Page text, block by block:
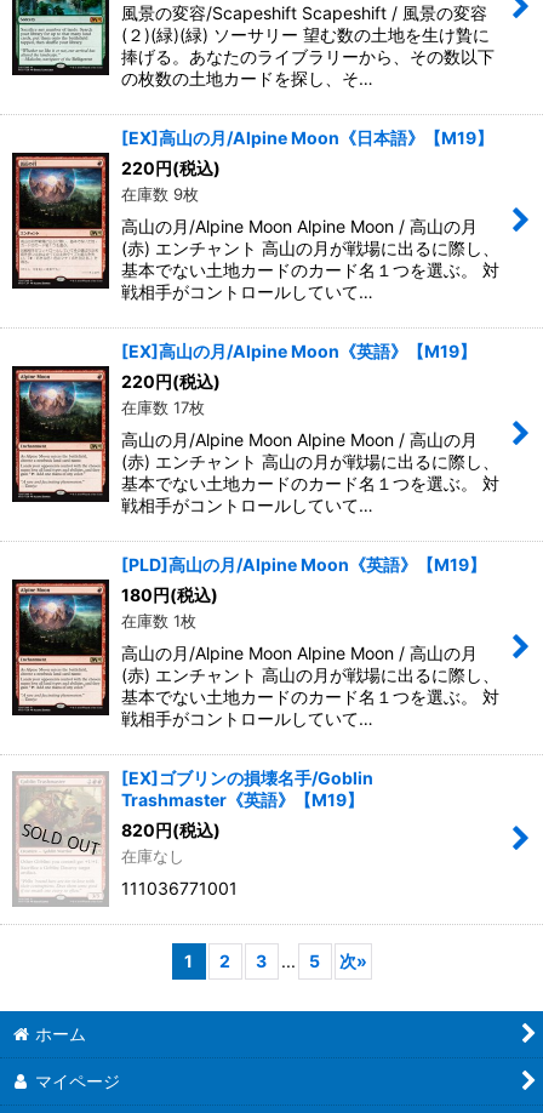
風景の変容/Scapeshift Scapeshift / 風景の変容
(２)(緑)(緑) ソーサリー 望む数の土地を生け贄に
捧げる。あなたのライブラリーから、その数以下
の枚数の土地カードを探し、そ…
[EX]高山の月/Alpine Moon《日本語》【M19】
220円(税込)
在庫数 9枚
高山の月/Alpine Moon Alpine Moon / 高山の月
(赤) エンチャント 高山の月が戦場に出るに際し、
基本でない土地カードのカード名１つを選ぶ。 対
戦相手がコントロールしていて…
[EX]高山の月/Alpine Moon《英語》【M19】
220円(税込)
在庫数 17枚
高山の月/Alpine Moon Alpine Moon / 高山の月
(赤) エンチャント 高山の月が戦場に出るに際し、
基本でない土地カードのカード名１つを選ぶ。 対
戦相手がコントロールしていて…
[PLD]高山の月/Alpine Moon《英語》【M19】
180円(税込)
在庫数 1枚
高山の月/Alpine Moon Alpine Moon / 高山の月
(赤) エンチャント 高山の月が戦場に出るに際し、
基本でない土地カードのカード名１つを選ぶ。 対
戦相手がコントロールしていて…
[EX]ゴブリンの損壊名手/Goblin
Trashmaster《英語》【M19】
820円(税込)
在庫なし
111036771001
1 2 3 ... 5 次»
ホーム
マイページ